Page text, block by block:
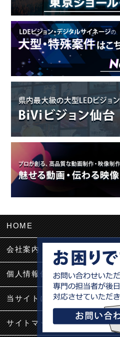
HOME
会社案内
個人情報保護
当サイトについて
サイトマップ